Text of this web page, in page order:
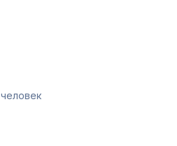
человек